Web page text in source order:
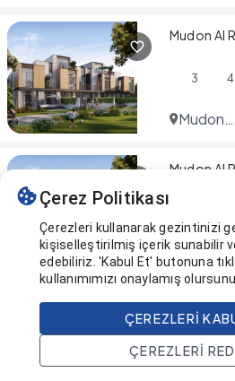
Mudon Al
3 4
Mudon
Mudon Al
Mudon
Sonuna
Bu sayfa en son
Ana Sayfa Ara
Çerez Politikası
Çerezleri kullanarak gezintinizi
kişiselleştirilmiş içerik sunabilir
edebiliriz. 'Kabul Et' butonuna
kullanımımızı onaylamış
ÇEREZLERI
ÇEREZLERI